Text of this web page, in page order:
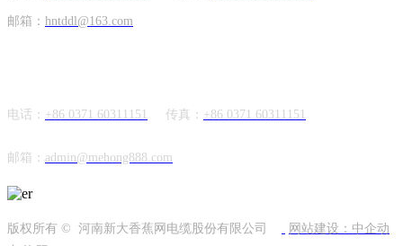
邮箱： hntddl@163.com
电话： +86 0371 60311151 传真： +86 0371 60311151
邮箱： admin@mehong888.com
版权所有 © 河南新大香蕉网电缆股份有限公司
网站建设：中企动